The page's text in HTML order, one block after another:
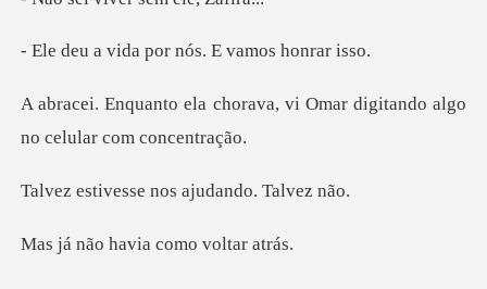
a por nós. E va
ava, vi Omar digitando algo
se nos ajudand
havia como